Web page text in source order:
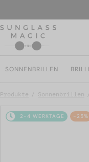
SONNENBRILLEN
Produkte Sonnenbrillen
2-4 WERKTAGE -25%